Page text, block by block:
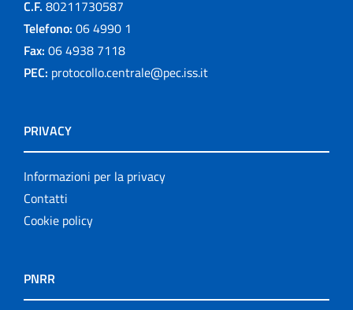
C.F. 80211730587
Telefono: 06 4990 1
Fax: 06 4938 7118
PEC: protocollo.centrale@pec.iss.it
PRIVACY
Informazioni per la privacy
Contatti
Cookie policy
PNRR